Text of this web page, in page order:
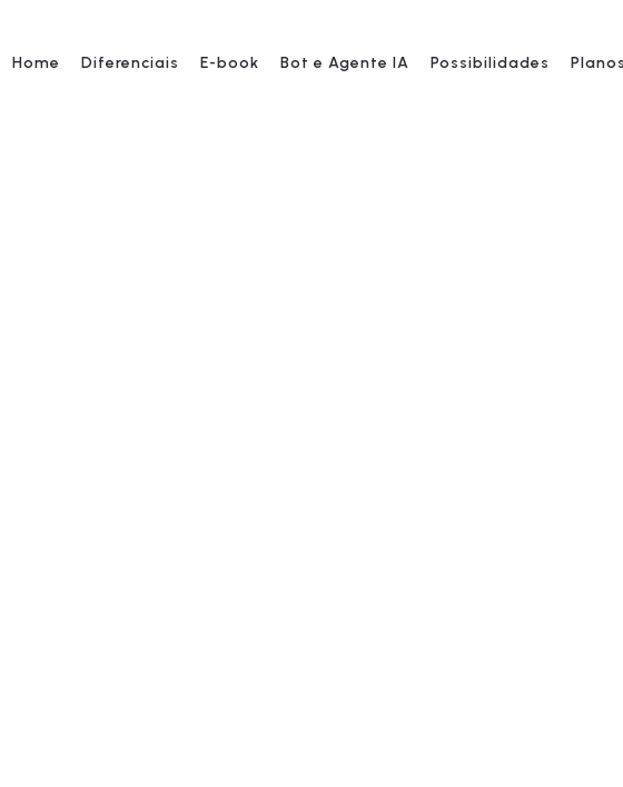
Home Diferenciais E-book Bot e Agente IA Possibilidades Planos